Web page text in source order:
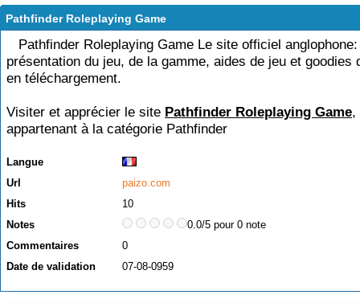
Pathfinder Roleplaying Game
Pathfinder Roleplaying Game Le site officiel anglophone:
présentation du jeu, de la gamme, aides de jeu et goodies
en téléchargement.
Visiter et apprécier le site Pathfinder Roleplaying Game,
appartenant à la catégorie Pathfinder
Langue
Url
paizo.com
Hits
10
Notes
0.0/5 pour 0 note
Commentaires
0
Date de validation
07-08-0959